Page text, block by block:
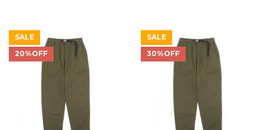
SALE
20%OFF
SALE
30%OFF